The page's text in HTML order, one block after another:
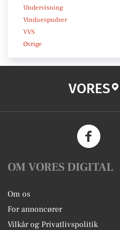
Undervisning
Vinduespudser
VVS
Øvrige
VORES
OM VORES DIGITAL
Om os
For annoncører
Vilkår og Privatlivspolitik